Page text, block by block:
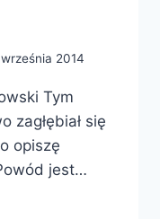
2014
Tym
zagłębiał się
opiszę
jest…